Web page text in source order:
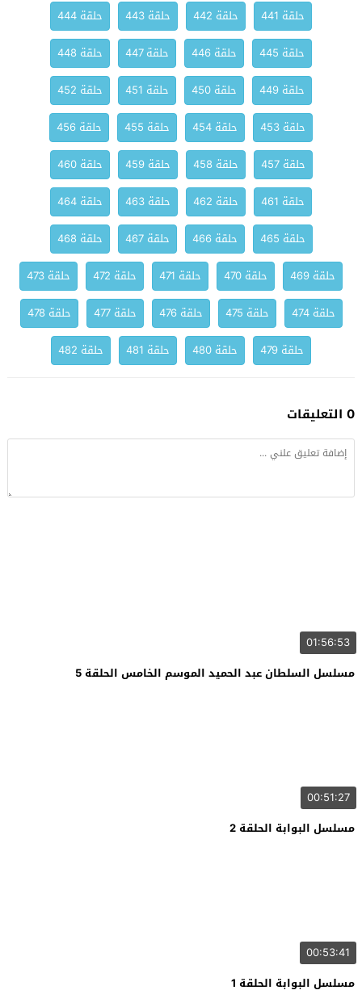
حلقة 441 حلقة 442 حلقة 443
حلقة 444
حلقة 445
حلقة 446 حلقة 447
حلقة 448
حلقة 449
حلقة 450 حلقة 451
حلقة 452
حلقة 453
حلقة 454 حلقة 455
حلقة 456
حلقة 457
حلقة 458 حلقة 459
حلقة 460
حلقة 461
حلقة 462 حلقة 463
حلقة 464
حلقة 465
حلقة 466 حلقة 467
حلقة 468
حلقة 469
حلقة 470 حلقة 471 حلقة 472
حلقة 473
حلقة 474
حلقة 475 حلقة 476 حلقة 477
حلقة 478
حلقة 479
حلقة 480 حلقة 481 حلقة 482
0 التعليقات
01:56:53
مسلسل السلطان عبد الحميد الموسم الخامس الحلقة 5
00:51:27
مسلسل البوابة الحلقة 2
00:53:41
مسلسل البوابة الحلقة 1